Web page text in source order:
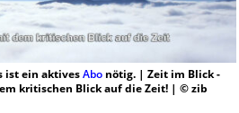
ist ein aktivesAbonötig. | Zeit im Blick -
kritischen Blick auf die Zeit! | © zib